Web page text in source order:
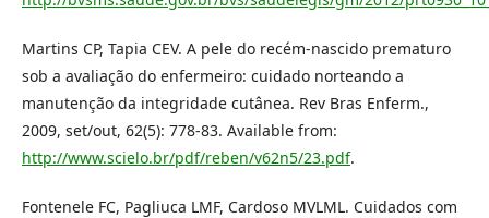
Martins CP, Tapia CEV. A pele do recém-nascido prematuro
sob a avaliação do enfermeiro: cuidado norteando a
manutenção da integridade cutânea. Rev Bras Enferm.,
2009, set/out, 62(5): 778-83. Available from:
http://www.scielo.br/pdf/reben/v62n5/23.pdf.
Fontenele FC, Pagliuca LMF, Cardoso MVLML. Cuidados com